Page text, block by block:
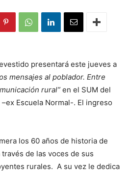
presentará este jueves a
mensajes al poblador. Entre
rural” en el SUM del
Escuela Normal-. El ingreso
los 60 años de historia de
de las voces de sus
rurales. A su vez le dedica